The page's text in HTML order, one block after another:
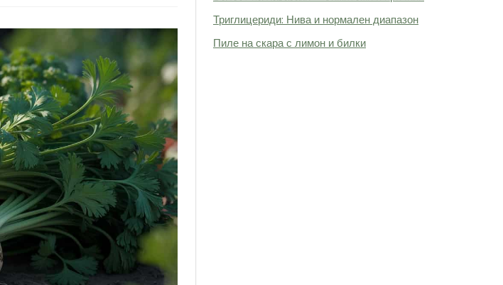
Триглицериди: Нива и нормален диапазон
Пиле на скара с лимон и билки